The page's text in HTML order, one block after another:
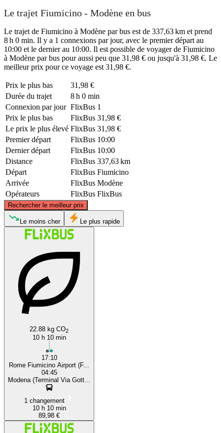
Le trajet Fiumicino - Modène en bus
Le trajet de Fiumicino à Modène par bus est de 337,63 km et prend
8 h 0 min. Il y a 1 connexions par jour, avec le premier départ au
10:00 et le dernier au 10:00. Il est possible de voyager de Fiumicino
à Modène par bus pour aussi peu que 31,98 € ou jusqu'à 31,98 €. Le
meilleur prix pour ce voyage est 31,98 €.
Prix ​​le plus bas
31,98 €
Durée du trajet
8 h 0 min
Connexion par jour FlixBus 1
Prix ​​le plus bas
FlixBus 31,98 €
Le prix le plus élevé FlixBus 31,98 €
Premier départ
FlixBus 10:00
Dernier départ
FlixBus 10:00
Distance
FlixBus 337,63 km
Départ
FlixBus Fiumicino
Arrivée
FlixBus Modène
Opérateurs
FlixBus FlixBus
Rechercher le meilleur prix
Modena
©CARTO
Le moins cher Le plus rapide
22.88 kg CO2
10 h 10 min
17:10
Rome Fiumicino Airport (F...
04:45
Modena (Terminal Via Gott...
1 changement
10 h 10 min
89,98 €